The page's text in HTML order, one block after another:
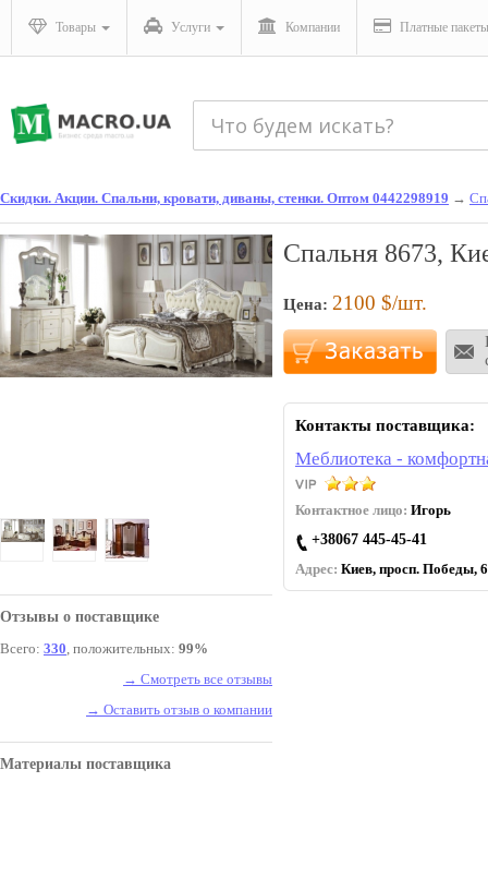
Товары Услуги Компании Платные пакеты
Скидки. Акции. Спальни, кровати, диваны, стенки. Оптом 0442298919 →
Отзывы о поставщике
Всего: 330, положительных: 99%
→ Смотреть все отзывы
→ Оставить отзыв о компании
Материалы поставщика
Спальня 8673,
Цена: 2100 $/шт.
Контакты поставщика:
Меблиотека -
Контактное лицо: Игорь
+38067 445-45-41
Адрес: Киев, просп. Победы,